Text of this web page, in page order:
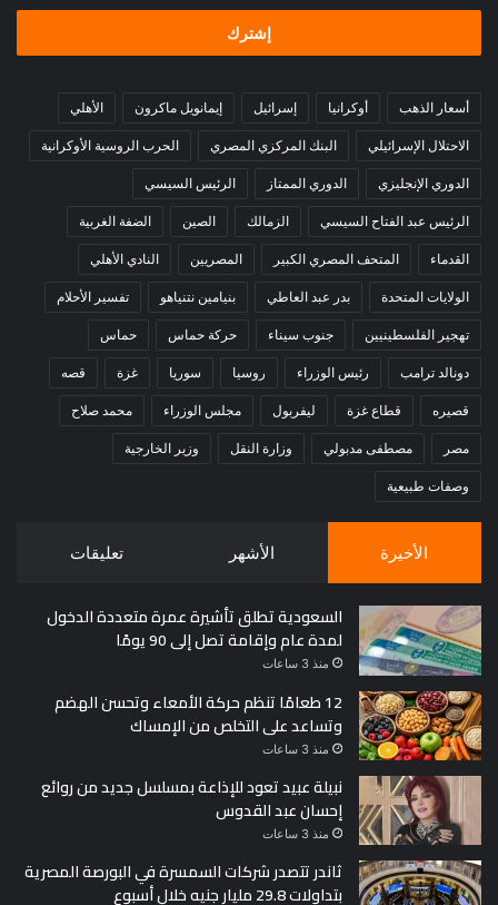
الإلكتروني
أسعار الذهب أوكرانيا إسرائيل إيمانويل ماكرون الأهلي
الاحتلال الإسرائيلي البنك المركزي المصري الحرب الروسية الأوكرانية
الدوري الإنجليزي الدوري الممتاز الرئيس السيسي
الرئيس عبد الفتاح السيسي الزمالك الصين الضفة الغربية
القدماء المتحف المصري الكبير المصريين النادي الأهلي
الولايات المتحدة بدر عبد العاطي بنيامين نتنياهو تفسير الأحلام
تهجير الفلسطينيين جنوب سيناء حركة حماس حماس
دونالد ترامب رئيس الوزراء روسيا سوريا غزة قصه
قصيره قطاع غزة ليفربول مجلس الوزراء محمد صلاح
مصر مصطفى مدبولي وزارة النقل وزير الخارجية
وصفات طبيعية
الأخيرة الأشهر تعليقات
السعودية تطلق تأشيرة عمرة متعددة الدخول
لمدة عام وإقامة تصل إلى 90 يومًا
منذ 3 ساعات
12 طعامًا تنظم حركة الأمعاء وتحسن الهضم
وتساعد على التخلص من الإمساك
منذ 3 ساعات
نبيلة عبيد تعود للإذاعة بمسلسل جديد من روائع
إحسان عبد القدوس
منذ 3 ساعات
ثاندر تتصدر شركات السمسرة في البورصة المصرية
بتداولات 29.8 مليار جنيه خلال أسبوع